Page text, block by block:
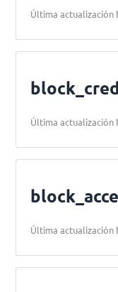
Última actualización
Última actualización
Última actualización